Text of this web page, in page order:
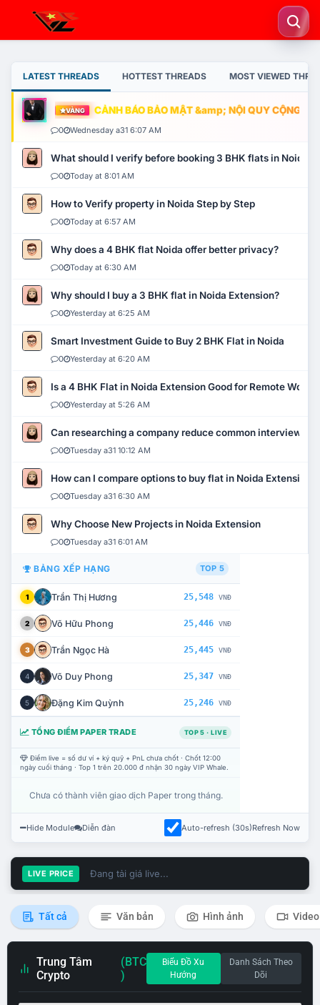
LATEST THREADS HOTTEST THREADS MOST VIEWED
VÀNG CẢNH BÁO BẢO MẬT &amp; NỘI QUY CỘNG
0 Wednesday a31 6:07 AM
What should I verify before booking 3 BHK flats in Noida?
0 Today at 8:01 AM
How to Verify property in Noida Step by Step
0 Today at 6:57 AM
Why does a 4 BHK flat Noida offer better privacy?
0 Today at 6:30 AM
Why should I buy a 3 BHK flat in Noida Extension?
0 Yesterday at 6:25 AM
Smart Investment Guide to Buy 2 BHK Flat in Noida
0 Yesterday at 6:20 AM
Is a 4 BHK Flat in Noida Extension Good for Remote Work?
0 Yesterday at 5:26 AM
Can researching a company reduce common interview
0 Tuesday a31 10:12 AM
How can I compare options to buy flat in Noida Extension?
0 Tuesday a31 6:30 AM
Why Choose New Projects in Noida Extension
0 Tuesday a31 6:01 AM
BẢNG XẾP HẠNG TOP 5
1 Trần Thị Hương 25,548 VNĐ
2 Võ Hữu Phong 25,446 VNĐ
3 Trần Ngọc Hà 25,445 VNĐ
4 Võ Duy Phong 25,347 VNĐ
5 Đặng Kim Quỳnh 25,246 VNĐ
TỔNG ĐIỂM PAPER TRADE TOP 5 · LIVE
Điểm live = số dư ví + ký quỹ + PnL chưa chốt · Chốt 12:00
ngày cuối tháng · Top 1 trên 20.000 đ nhận 30 ngày VIP Whale.
Chưa có thành viên giao dịch Paper trong tháng.
Hide Module Diễn đàn Auto-refresh (30s)Refresh Now
LIVE PRICE Đang tải giá live...
Tất cả Văn bản Hình ảnh Video
Trung Tâm
Crypto
(BTC
)
Biểu Đồ Xu
Hướng
Danh Sách Theo
Dõi